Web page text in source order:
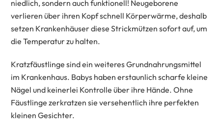
niedlich, sondern auch funktionell! Neugeborene
verlieren über ihren Kopf schnell Körperwärme, deshalb
setzen Krankenhäuser diese Strickmützen sofort auf, um
die Temperatur zu halten.
Kratzfäustlinge sind ein weiteres Grundnahrungsmittel
im Krankenhaus. Babys haben erstaunlich scharfe kleine
Nägel und keinerlei Kontrolle über ihre Hände. Ohne
Fäustlinge zerkratzen sie versehentlich ihre perfekten
kleinen Gesichter.